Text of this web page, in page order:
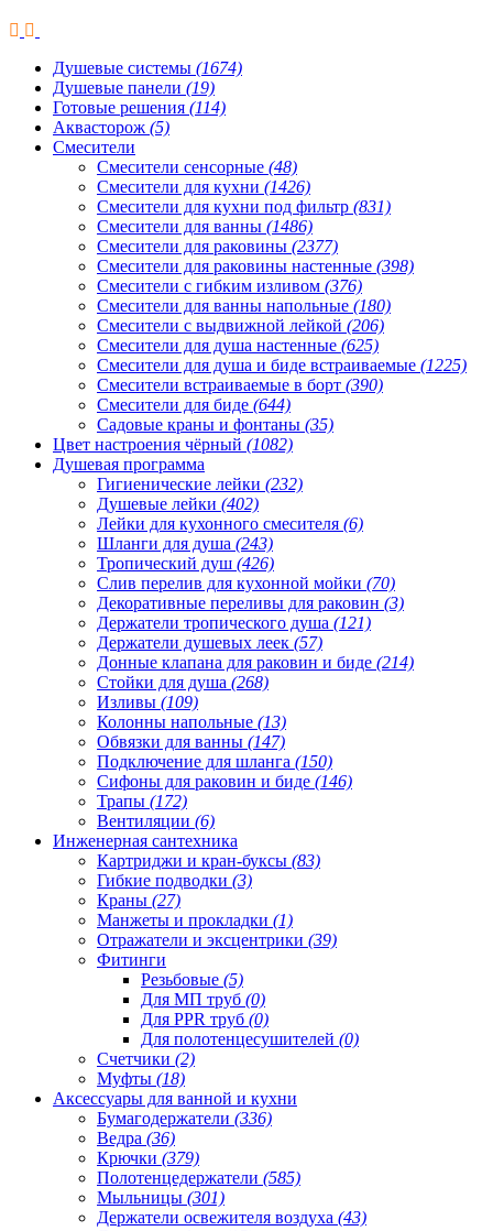
Душевые системы (1674)
Душевые панели (19)
Готовые решения (114)
Аквасторож (5)
Смесители
Смесители сенсорные (48)
Смесители для кухни (1426)
Смесители для кухни под фильтр (831)
Смесители для ванны (1486)
Смесители для раковины (2377)
Смесители для раковины настенные (398)
Смесители с гибким изливом (376)
Смесители для ванны напольные (180)
Смесители с выдвижной лейкой (206)
Смесители для душа настенные (625)
Смесители для душа и биде встраиваемые (1225)
Смесители встраиваемые в борт (390)
Смесители для биде (644)
Садовые краны и фонтаны (35)
Цвет настроения чёрный (1082)
Душевая программа
Гигиенические лейки (232)
Душевые лейки (402)
Лейки для кухонного смесителя (6)
Шланги для душа (243)
Тропический душ (426)
Слив перелив для кухонной мойки (70)
Декоративные переливы для раковин (3)
Держатели тропического душа (121)
Держатели душевых леек (57)
Донные клапана для раковин и биде (214)
Стойки для душа (268)
Изливы (109)
Колонны напольные (13)
Обвязки для ванны (147)
Подключение для шланга (150)
Сифоны для раковин и биде (146)
Трапы (172)
Вентиляции (6)
Инженерная сантехника
Картриджи и кран-буксы (83)
Гибкие подводки (3)
Краны (27)
Манжеты и прокладки (1)
Отражатели и эксцентрики (39)
Фитинги
Резьбовые (5)
Для МП труб (0)
Для PPR труб (0)
Для полотенцесушителей (0)
Счетчики (2)
Муфты (18)
Аксессуары для ванной и кухни
Бумагодержатели (336)
Ведра (36)
Крючки (379)
Полотенцедержатели (585)
Мыльницы (301)
Держатели освежителя воздуха (43)